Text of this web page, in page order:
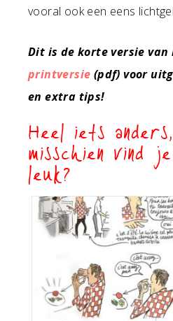
vooral ook een eens
Dit is de korte versie van
printversie (pdf) voor
en extra tips!
Heel iets
misschien vind
leuk?